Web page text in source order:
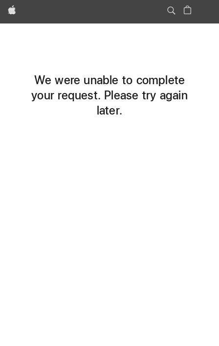
Apple
We were unable to complete
your request. Please try again
later.